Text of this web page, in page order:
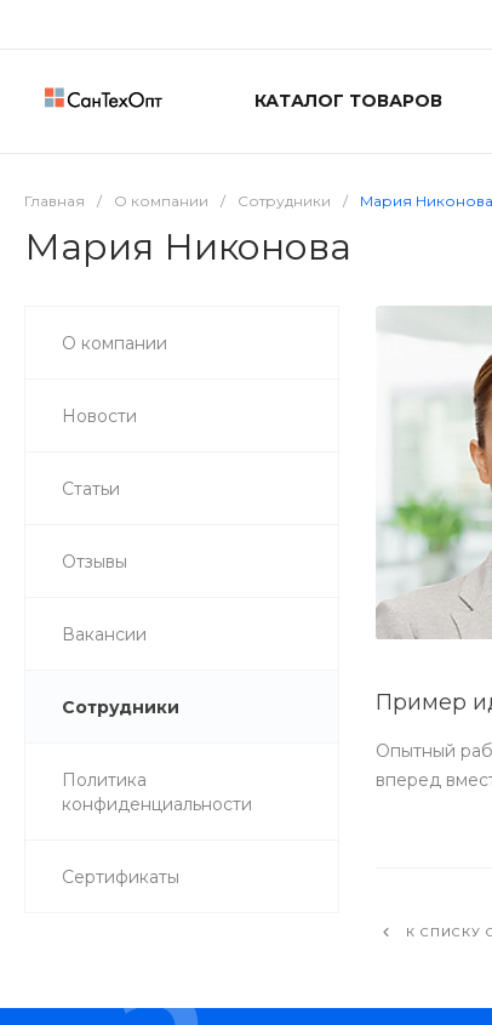
КАТАЛОГ ТОВАРОВ
Главная / О компании / Сотрудники / Мария Никонова
Мария Никонова
О компании
Новости
Статьи
Отзывы
Вакансии
Сотрудники
Политика
конфиденциальности
Сертификаты
Пример
Опытный
вперед
К СПИСКУ